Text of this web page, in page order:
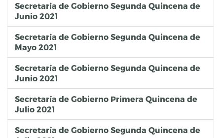
Secretaría de Gobierno Segunda Quincena de
Junio 2021
Secretaría de Gobierno Segunda Quincena de
Mayo 2021
Secretaría de Gobierno Segunda Quincena de
Junio 2021
Secretaría de Gobierno Primera Quincena de
Julio 2021
Secretaría de Gobierno Segunda Quincena de